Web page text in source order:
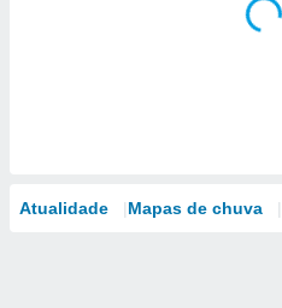
Atualidade Mapas de chuva